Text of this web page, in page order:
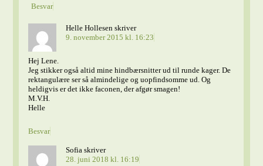
Besvar
Helle Hollesen skriver
9. november 2015 kl. 16:23
Hej Lene.
Jeg stikker også altid mine hindbærsnitter ud til runde kager. De
rektangulære ser så almindelige og uopfindsomme ud. Og
heldigvis er det ikke faconen, der afgør smagen!
M.V.H.
Helle
Besvar
Sofia skriver
28. juni 2018 kl. 16:19